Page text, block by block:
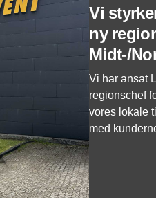
Vi
ny
Midt-/
Vi har ansat
regionschef
vores lokale
med